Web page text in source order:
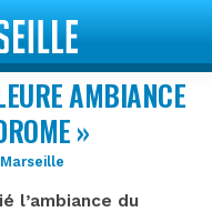
AMBIANCE
»
l’ambiance du